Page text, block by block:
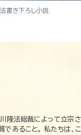
書き下ろし小説
法総裁によって立宗さ
であること。 私たちは